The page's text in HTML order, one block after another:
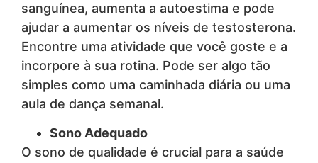
sanguínea, aumenta a autoestima e pode
ajudar a aumentar os níveis de testosterona.
Encontre uma atividade que você goste e a
incorpore à sua rotina. Pode ser algo tão
simples como uma caminhada diária ou uma
aula de dança semanal.
Sono Adequado
O sono de qualidade é crucial para a saúde